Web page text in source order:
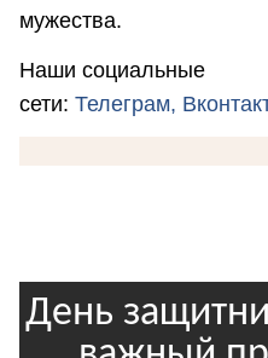
мужества.
Наши социальные
сети: Телеграм,